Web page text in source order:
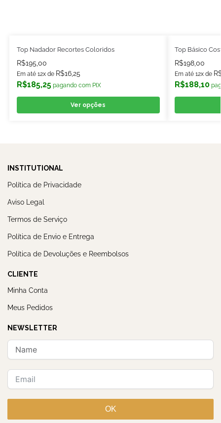
Top Nadador Recortes Coloridos
R$195,00
Em até 12x de R$16,25
R$185,25 pagando com PIX
Ver opções
Top Básico
R$198,00
Em até 12x de
R$188,10
INSTITUTIONAL
Política de Privacidade
Aviso Legal
Termos de Serviço
Política de Envio e Entrega
Política de Devoluções e Reembolsos
CLIENTE
Minha Conta
Meus Pedidos
NEWSLETTER
OK